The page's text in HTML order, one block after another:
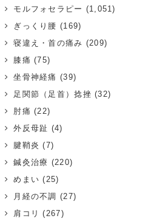
モルフォセラピー (1,051)
ぎっくり腰 (169)
寝違え・首の痛み (209)
膝痛 (75)
坐骨神経痛 (39)
足関節（足首）捻挫 (32)
肘痛 (22)
外反母趾 (4)
腱鞘炎 (7)
鍼灸治療 (220)
めまい (25)
月経の不調 (27)
肩コリ (267)